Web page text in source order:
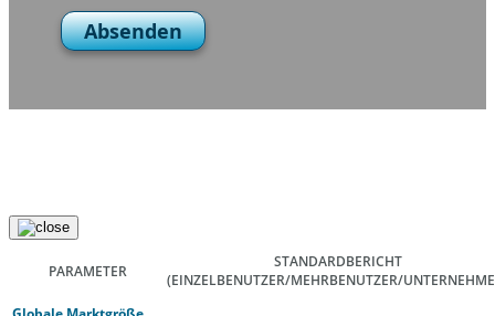
Absenden
PARAMETER
STANDARDBERICHT
(EINZELBENUTZER/MEHRBENUTZER/